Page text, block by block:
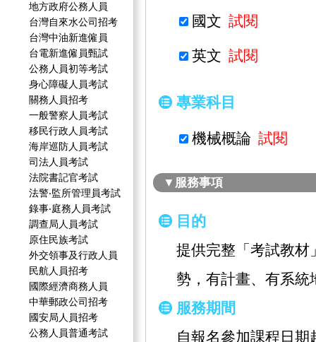
地方政府公務人員
台灣自來水公司招考
台灣中油新進僱員
台電新進僱員甄試
公務人員初等考試
身心障礙人員考試
關務人員招考
一般警察人員考試
移民行政人員考試
海岸巡防人員考試
司法人員考試
法院書記官考試
法警‧監所管理員考試
錄事‧庭務人員考試
調查局人員考試
原住民族考試
外交領事及行政人員
民航人員招考
國際經濟商務人員
中華郵政公司招考
國安局人員招考
公務人員普通考試
國文 試閱
英文 試閱
專業科目
機械概論 試閱
▼服務事項
目的
提供完整「考試教材
勢，有計畫、有系統
服務期間
自報名參加課程日